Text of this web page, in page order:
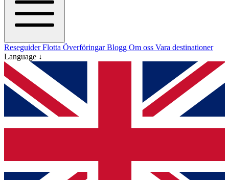
ReseguiderFlotta ÖverföringarBlogg Om oss Vara destinationer
Language ↓